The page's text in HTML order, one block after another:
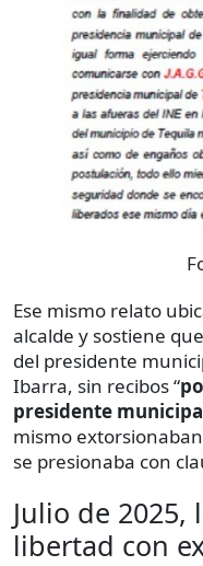
Ese mismo relato
alcalde y sostiene
del presidente
Ibarra, sin recibos “
presidente
mismo
se presionaba con
Julio de
libertad con